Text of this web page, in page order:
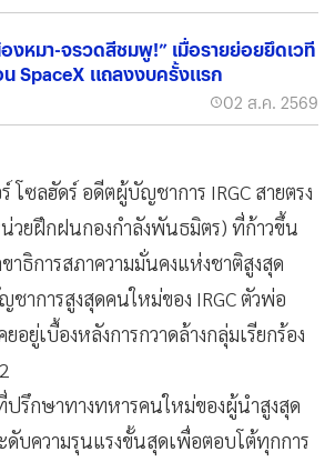
งหมา-จรวดสีชมพู!” เมื่อรายย่อยยึดเวที
SpaceX แถลงงบครั้งแรก
02 ส.ค. 2569
โซลฮัดร์ อดีตผู้บัญชาการ IRGC สายตรง
น่วยฝึกฝนกองกำลังพันธมิตร) ที่ก้าวขึ้น
าธิการสภาความมั่นคงแห่งชาติสูงสุด
าการสูงสุดคนใหม่ของ IRGC ตัวพ่อ
อยู่เบื้องหลังการกวาดล้างกลุ่มเรียกร้อง
ปรึกษาทางทหารคนใหม่ของผู้นำสูงสุด
บความรุนแรงขั้นสุดเพื่อตอบโต้ทุกการ